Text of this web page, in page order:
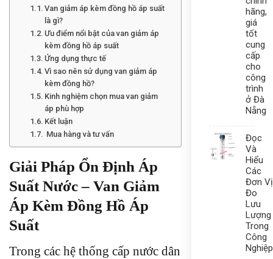
Van giảm áp kèm đồng hồ áp suất
là gì?
Ưu điểm nổi bật của van giảm áp
kèm đồng hồ áp suất
Ứng dụng thực tế
Vì sao nên sử dụng van giảm áp
kèm đồng hồ?
Kinh nghiệm chọn mua van giảm
áp phù hợp
Kết luận
Mua hàng và tư vấn
Giải Pháp Ổn Định Áp
Suất Nước – Van Giảm
Áp Kèm Đồng Hồ Áp
Suất
Trong các hệ thống cấp nước dân
hãng,
giá
tốt
cung
cấp
cho
công
trình
ở Đà
Nẵng
Đọc
Và
Hiểu
Các
Đơn Vị
Đo
Lưu
Lượng
Trong
Công
Nghiệp